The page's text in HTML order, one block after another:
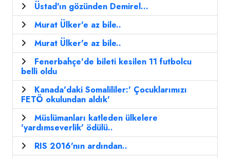
Üstad'ın gözünden Demirel...
Murat Ülker'e az bile..
Murat Ülker'e az bile..
Fenerbahçe'de bileti kesilen 11 futbolcu
belli oldu
Kanada'daki Somalililer:' Çocuklarımızı
FETÖ okulundan aldık'
Müslümanları katleden ülkelere
'yardımseverlik' ödülü..
RIS 2016'nın ardından..